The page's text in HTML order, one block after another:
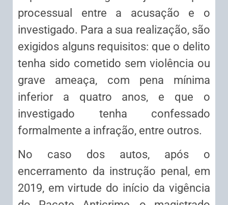
processual entre a acusação e o
investigado. Para a sua realização, são
exigidos alguns requisitos: que o delito
tenha sido cometido sem violência ou
grave ameaça, com pena mínima
inferior a quatro anos, e que o
investigado tenha confessado
formalmente a infração, entre outros.
No caso dos autos, após o
encerramento da instrução penal, em
2019, em virtude do início da vigência